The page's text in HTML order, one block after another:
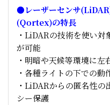
●レーザーセンサ
(Qortex)の特長
・LiDARの技術を使い
が可能
・明暗や天候等環境に
・各種ライトの下での動
・LiDARからの匿名性
シー保護